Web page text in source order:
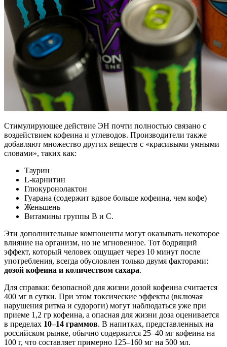
Стимулирующее действие ЭН почти полностью связано с
воздействием кофеина и углеводов. Производители также
добавляют множество других веществ с «красивыми умными
словами», таких как:
Таурин
L-карнитин
Глюкуронолактон
Гуарана (содержит вдвое больше кофеина, чем кофе)
Женьшень
Витамины группы В и С.
Эти дополнительные компоненты могут оказывать некоторое
влияние на организм, но не мгновенное. Тот бодрящий
эффект, который человек ощущает через 10 минут после
употребления, всегда обусловлен только двумя факторами:
дозой кофеина и количеством сахара.
Для справки: безопасной для жизни дозой кофеина считается
400 мг в сутки. При этом токсические эффекты (включая
нарушения ритма и судороги) могут наблюдаться уже при
приеме 1,2 гр кофеина, а опасная для жизни доза оценивается
в пределах 10–14 граммов. В напитках, представленных на
российском рынке, обычно содержится 25–40 мг кофеина на
100 г, что составляет примерно 125–160 мг на 500 мл.